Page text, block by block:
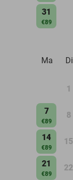
31
€89
Ma
Di
1
7
€89
8
14
€89
15
21
€89
22